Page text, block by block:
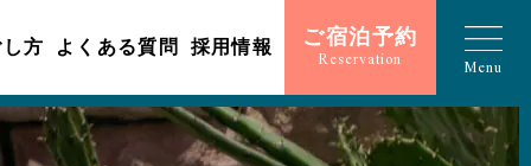
方 よくある質問 採用情報 ご宿泊予約
Reservation Menu